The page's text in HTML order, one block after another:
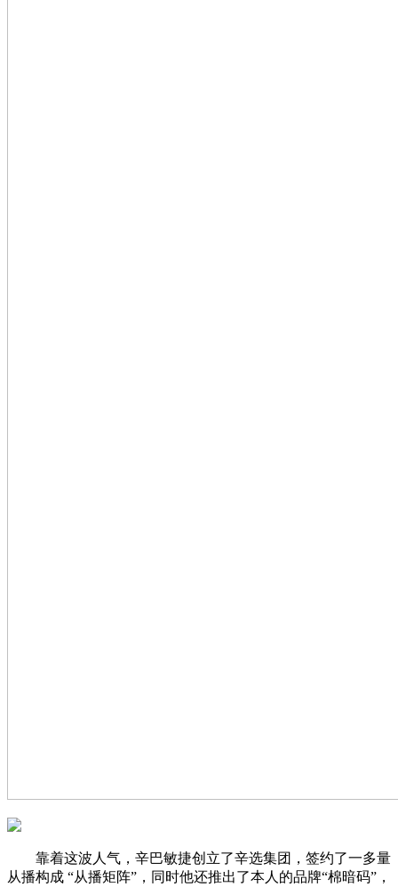
靠着这波人气，辛巴敏捷创立了辛选集团，签约了一多量
从播构成 “从播矩阵”，同时他还推出了本人的品牌“棉暗码”，